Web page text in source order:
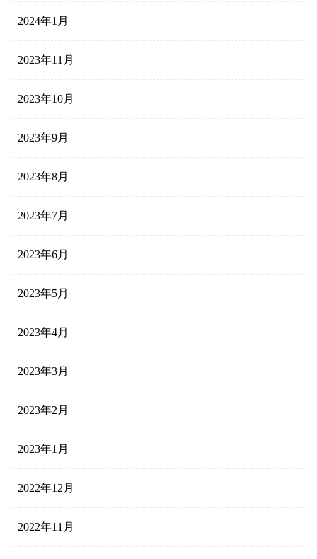
2024年1月
2023年11月
2023年10月
2023年9月
2023年8月
2023年7月
2023年6月
2023年5月
2023年4月
2023年3月
2023年2月
2023年1月
2022年12月
2022年11月